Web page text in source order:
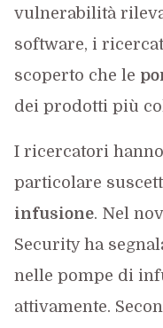
vulnerabilità
software, i
scoperto che le
dei prodotti più
I ricercatori
particolare
infusione. Nel
Security ha
nelle pompe di
attivamente.